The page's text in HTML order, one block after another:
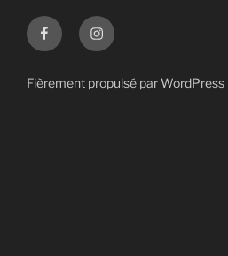
FacebookInstagram
Fièrement propulsé par WordPress